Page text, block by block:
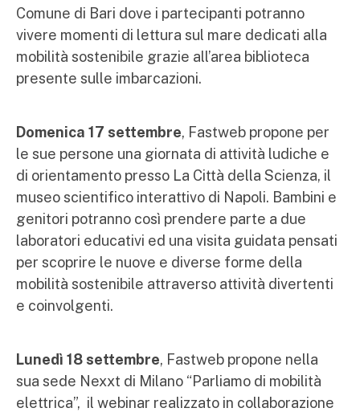
Comune di Bari dove i partecipanti potranno
vivere momenti di lettura sul mare dedicati alla
mobilità sostenibile grazie all’area biblioteca
presente sulle imbarcazioni.
Domenica 17 settembre, Fastweb propone per
le sue persone una giornata di attività ludiche e
di orientamento presso La Città della Scienza, il
museo scientifico interattivo di Napoli. Bambini e
genitori potranno così prendere parte a due
laboratori educativi ed una visita guidata pensati
per scoprire le nuove e diverse forme della
mobilità sostenibile attraverso attività divertenti
e coinvolgenti.
Lunedì 18 settembre, Fastweb propone nella
sua sede Nexxt di Milano “Parliamo di mobilità
elettrica”, il webinar realizzato in collaborazione